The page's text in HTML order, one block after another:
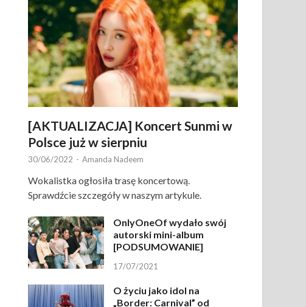
[AKTUALIZACJA] Koncert Sunmi w
Polsce już w sierpniu
30/06/2022 - Amanda Nadeem
Wokalistka ogłosiła trasę koncertową.
Sprawdźcie szczegóły w naszym artykule.
OnlyOneOf wydało swój
autorski mini-album
[PODSUMOWANIE]
17/07/2021
O życiu jako idol na
„Border: Carnival” od